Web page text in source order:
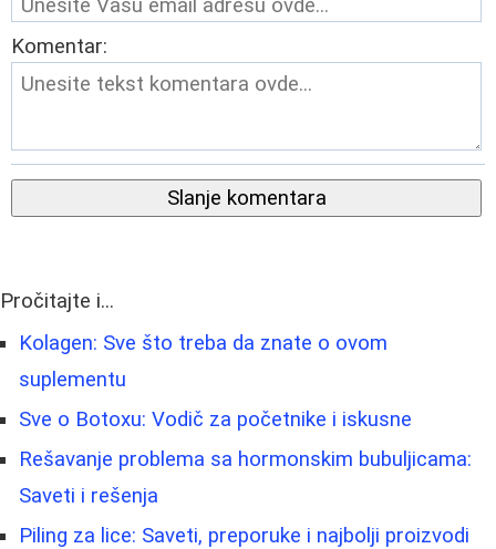
Komentar:
Slanje komentara
Pročitajte i...
Kolagen: Sve što treba da znate o ovom
suplementu
Sve o Botoxu: Vodič za početnike i iskusne
Rešavanje problema sa hormonskim bubuljicama:
Saveti i rešenja
Piling za lice: Saveti, preporuke i najbolji proizvodi